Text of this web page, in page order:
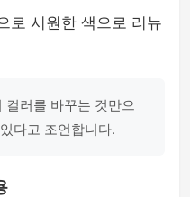
로 시원한 색으로 리뉴
컬러를 바꾸는 것만으
다고 조언합니다.